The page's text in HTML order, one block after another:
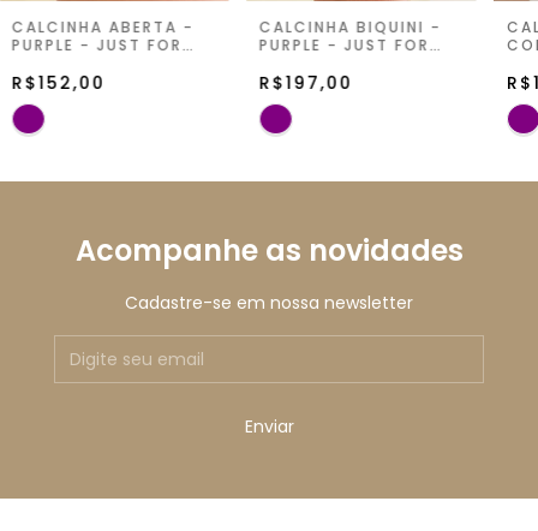
CALCINHA ABERTA -
PURPLE - JUST FOR
R$152,00
CALCINHA BIQUINI -
PURPLE - JUST FOR
R$197,00
Acompanhe as novidades
Cadastre-se em nossa newsletter